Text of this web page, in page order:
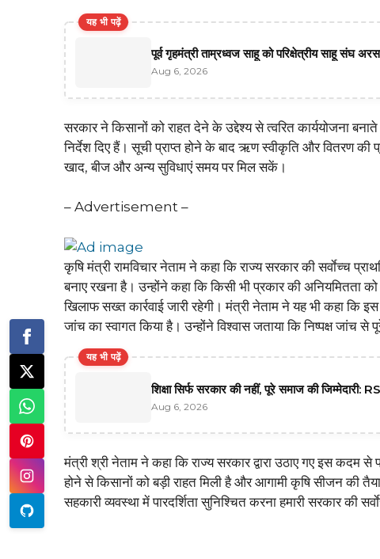
यह भी पढ़ें
पूर्व गृहमंत्री ताम्रध्वज साहू को परिक्षेत्रीय साहू संघ
Aug 6, 2026
सरकार ने किसानों को राहत देने के उद्देश्य से त्वरित कार्ययोजना
निर्देश दिए हैं। सूची प्राप्त होने के बाद ऋण स्वीकृति और वितरण
खाद, बीज और अन्य सुविधाएं समय पर मिल सकें।
– Advertisement –
कृषि मंत्री रामविचार नेताम ने कहा कि राज्य सरकार की सर्वाेच्च
बनाए रखना है। उन्होंने कहा कि किसी भी प्रकार की अनियमितता
खिलाफ सख्त कार्रवाई जारी रहेगी। मंत्री नेताम ने यह भी कहा कि
जांच का स्वागत किया है। उन्होंने विश्वास जताया कि निष्पक्ष जांच से
यह भी पढ़ें
शिक्षा सिर्फ सरकार की नहीं, पूरे समाज की जिम्मेदारी:
Aug 6, 2026
मंत्री श्री नेताम ने कहा कि राज्य सरकार द्वारा उठाए गए इस कदम
होने से किसानों को बड़ी राहत मिली है और आगामी कृषि सीजन की
सहकारी व्यवस्था में पारदर्शिता सुनिश्चित करना हमारी सरकार की